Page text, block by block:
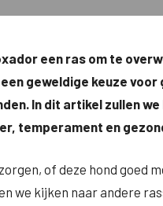
een ras om te
geweldige keuze voor
In dit artikel zullen
temperament en
of deze hond goed
we kijken naar andere